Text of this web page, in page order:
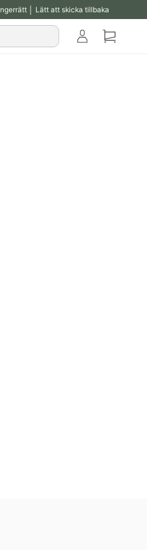
│ Lätt att skicka tillbaka
Klub